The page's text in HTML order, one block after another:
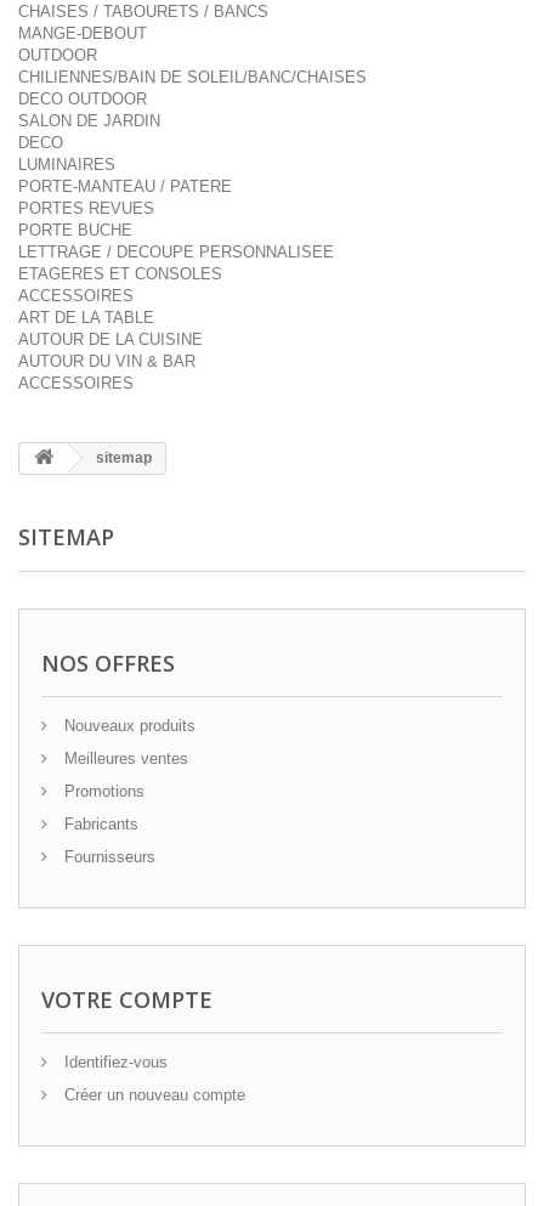
CHAISES / TABOURETS / BANCS
MANGE-DEBOUT
OUTDOOR
CHILIENNES/BAIN DE SOLEIL/BANC/CHAISES
DECO OUTDOOR
SALON DE JARDIN
DECO
LUMINAIRES
PORTE-MANTEAU / PATERE
PORTES REVUES
PORTE BUCHE
LETTRAGE / DECOUPE PERSONNALISEE
ETAGERES ET CONSOLES
ACCESSOIRES
ART DE LA TABLE
AUTOUR DE LA CUISINE
AUTOUR DU VIN & BAR
ACCESSOIRES
sitemap
SITEMAP
NOS OFFRES
Nouveaux produits
Meilleures ventes
Promotions
Fabricants
Fournisseurs
VOTRE COMPTE
Identifiez-vous
Créer un nouveau compte